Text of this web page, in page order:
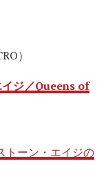
）
イジ／Queens of
トーン・エイジの